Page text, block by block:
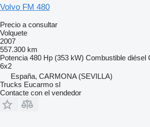
Volvo FM 480
Precio a consultar
Volquete
2007
557.300 km
Potencia 480 Hp (353 kW) Combustible diésel
6x2
España, CARMONA (SEVILLA)
Trucks Eucarmo sl
Contacte con el vendedor